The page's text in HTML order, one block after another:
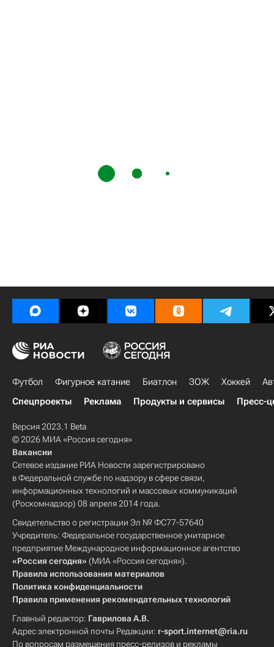
Футбол Фигурное катание Биатлон ЗОЖ Хоккей
Спецпроекты
Реклама Продукты и сервисы Пресс-
Версия 2023.1 Beta
© 2026 МИА «Россия сегодня»
Вакансии
Сетевое издание РИА Новости зарегистрировано
в Федеральной службе по надзору в сфере связи,
информационных технологий и массовых коммуникаций
(Роскомнадзор) 08 апреля 2014 года.
Свидетельство о регистрации Эл № ФС77-57640
Учредитель: Федеральное государственное унитарное
предприятие Международное информационное агентство
«Россия сегодня» (МИА «Россия сегодня»).
Правила использования материалов
Политика конфиденциальности
Правила применения рекомендательных технологий
Главный редактор: Гаврилова А.В.
Адрес электронной почты Редакции: r-sport.internet@ria.ru
По вопросам размещения пресс-релизов и рекламы